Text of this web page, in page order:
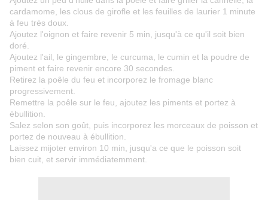
cardamome, les clous de girofle et les feuilles de laurier 1 minute
à feu très doux.
Ajoutez l'oignon et faire revenir 5 min, jusqu'à ce qu'il soit bien
doré.
Ajoutez l'ail, le gingembre, le curcuma, le cumin et la poudre de
piment et faire revenir encore 30 secondes.
Retirez la poêle du feu et incorporez le fromage blanc
progressivement.
Remettre la poêle sur le feu, ajoutez les piments et portez à
ébullition.
Salez selon son goût, puis incorporez les morceaux de poisson et
portez de nouveau à ébullition.
Laissez mijoter environ 10 min, jusqu'a ce que le poisson soit
bien cuit, et servir immédiatemment.